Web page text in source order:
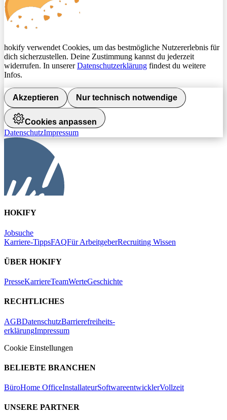
hokify verwendet Cookies, um das bestmögliche Nutzererlebnis für
dich sicherzustellen. Deine Zustimmung kannst du jederzeit
widerrufen. In unsererDatenschutzerklärung findest du weitere
Infos.
Akzeptieren Nur technisch notwendige
Cookies anpassen
DatenschutzImpressum
HOKIFY
Jobsuche
Karriere-TippsFAQFür ArbeitgeberRecruiting Wissen
ÜBER HOKIFY
PresseKarriereTeamWerteGeschichte
RECHTLICHES
AGBDatenschutzBarrierefreiheits-
erklärungImpressum
Cookie Einstellungen
BELIEBTE BRANCHEN
BüroHome OfficeInstallateurSoftwareentwicklerVollzeit
UNSERE PARTNER